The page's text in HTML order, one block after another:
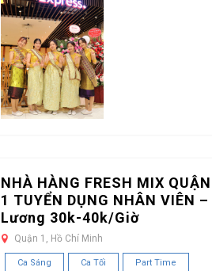
NHÀ HÀNG FRESH MIX QUẬN
1 TUYỂN DỤNG NHÂN VIÊN –
Lương 30k-40k/Giờ
Quận 1, Hồ Chí Minh
Ca Sáng Ca Tối Part Time